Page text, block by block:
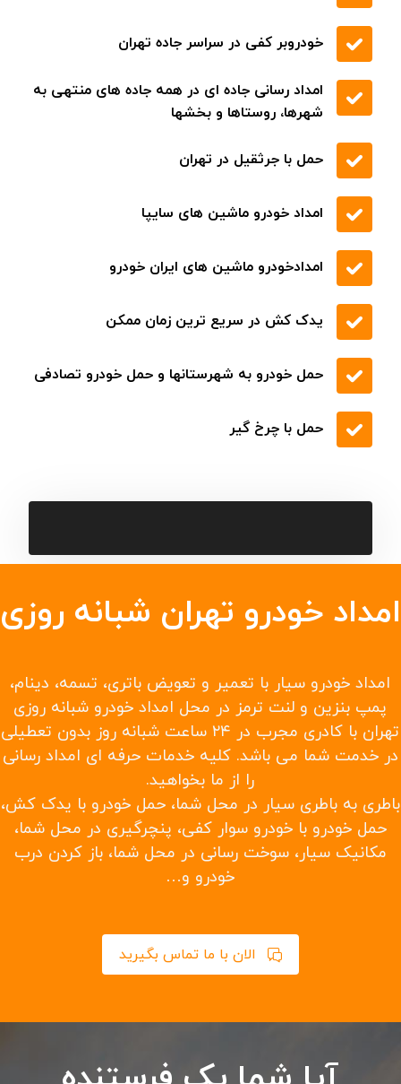
خودروبر کفی در سراسر جاده تهران
امداد رسانی جاده ای در همه جاده های منتهی به
شهرها، روستاها و بخشها
حمل با جرثقیل در تهران
امداد خودرو ماشین های سایپا
امدادخودرو ماشین های ایران خودرو
یدک کش در سریع ترین زمان ممکن
حمل خودرو به شهرستانها و حمل خودرو تصادفی
حمل با چرخ گیر
امداد خودرو تهران شبانه روزی
امداد خودرو سیار با تعمیر و تعویض باتری، تسمه، دینام،
پمپ بنزین و لنت ترمز در محل امداد خودرو شبانه روزی
تهران با کادری مجرب در ۲۴ ساعت شبانه روز بدون تعطیلی
در خدمت شما می باشد. کلیه خدمات حرفه ای امداد رسانی
را از ما بخواهید.
باطری به باطری سیار در محل شما، حمل خودرو با یدک کش،
حمل خودرو با خودرو سوار کفی، پنچرگیری در محل شما،
مکانیک سیار، سوخت رسانی در محل شما، باز کردن درب
خودرو و…
الان با ما تماس بگیرید